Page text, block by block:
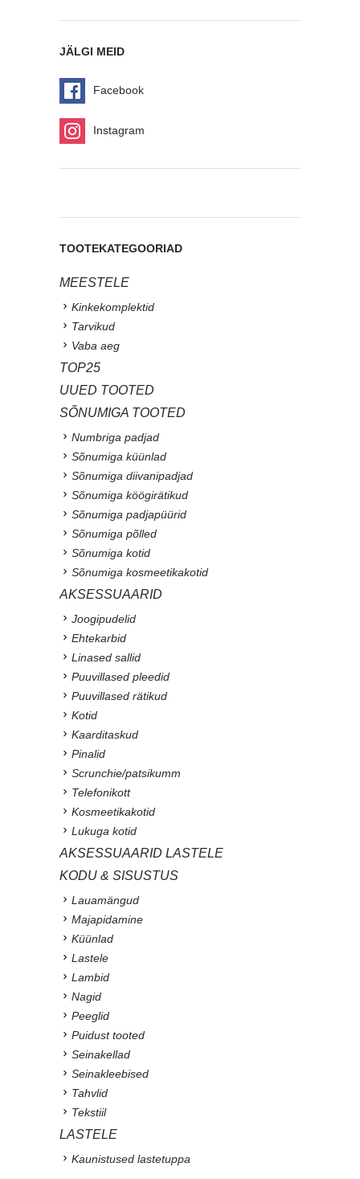
JÄLGI MEID
Facebook
Instagram
TOOTEKATEGOORIAD
MEESTELE
Kinkekomplektid
Tarvikud
Vaba aeg
TOP25
UUED TOOTED
SÕNUMIGA TOOTED
Numbriga padjad
Sõnumiga küünlad
Sõnumiga diivanipadjad
Sõnumiga köögirätikud
Sõnumiga padjapüürid
Sõnumiga põlled
Sõnumiga kotid
Sõnumiga kosmeetikakotid
AKSESSUAARID
Joogipudelid
Ehtekarbid
Linased sallid
Puuvillased pleedid
Puuvillased rätikud
Kotid
Kaarditaskud
Pinalid
Scrunchie/patsikumm
Telefonikott
Kosmeetikakotid
Lukuga kotid
AKSESSUAARID LASTELE
KODU & SISUSTUS
Lauamängud
Majapidamine
Küünlad
Lastele
Lambid
Nagid
Peeglid
Puidust tooted
Seinakellad
Seinakleebised
Tahvlid
Tekstiil
LASTELE
Kaunistused lastetuppa